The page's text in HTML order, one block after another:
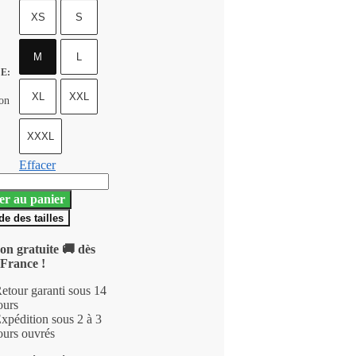
:
XS S
M L
XL XXL
XXXL
Effacer
au panier
des tailles
gratuite 🚚 dès
!
garanti sous 14
sous 2 à 3
ouvrés